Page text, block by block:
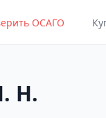
ОСАГО
Н.